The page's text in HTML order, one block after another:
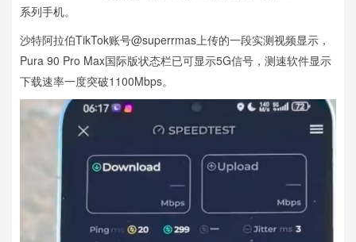
系列手机。
沙特阿拉伯TikTok账号@superrmas上传的一段实测视频显示，
Pura 90 Pro Max国际版状态栏已可显示5G信号，测速软件显示
下载速率一度突破1100Mbps。